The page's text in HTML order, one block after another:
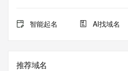
智能起名 AI找域名
推荐域名